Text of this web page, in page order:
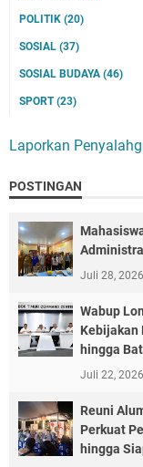
POLITIK (20)
SOSIAL (37)
SOSIAL BUDAYA (46)
SPORT(23)
Laporkan
POSTINGAN
Juli 28, 2026
Wabup
Kebijakan
hingga
Juli 22, 2026
Reuni
Perkuat
hingga